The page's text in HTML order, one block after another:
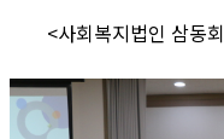
<사회복지법인 삼동